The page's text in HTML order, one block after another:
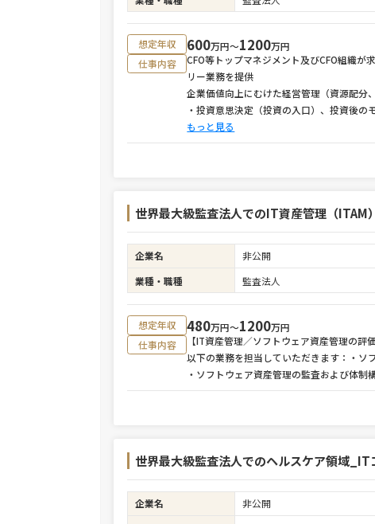
想定年収 600万円〜1200万円
仕事内容
CFO等トップマネジメント及びCFO組織が
リー業務を提供
企業価値向上にむけた経営管理（資源配分
・投資意思決定（投資の入口）、投資後
もっと見る
世界最大級監査法人でのIT資産管理（ITAM
企業名 非公開
業種・職種
監査法人
想定年収 480万円〜1200万円
仕事内容
【IT資産管理／ソフトウェア資産管理の評
以下の業務を担当していただきます：・ソ
・ソフトウェア資産管理の監査および体制
世界最大級監査法人でのヘルスケア領域
企業名 非公開